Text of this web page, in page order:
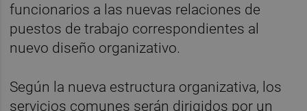
funcionarios a las nuevas relaciones de
puestos de trabajo correspondientes al
nuevo diseño organizativo.
Según la nueva estructura organizativa, los
servicios comunes serán dirigidos por un